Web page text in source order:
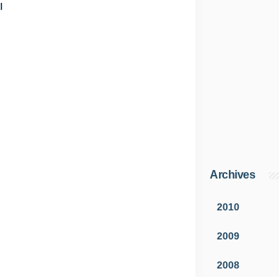
Archives
2010
2009
2008